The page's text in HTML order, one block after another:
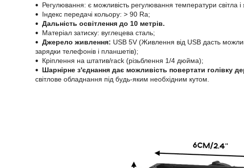
Регулювання: є можливість регулювання температури світла і
Індекс передачі кольору: > 90 Ra;
Дальність освітлення до 10 метрів.
Матеріал затиску: вуглецева сталь;
Джерело живлення: USB 5V (Живлення від USB дасть
зарядки телефонів і планшетів);
Кріплення на штатив/rack (різьблення 1/4 дюйма);
Шарнірне з'єднання дає можливість повертати голівку
світлове обладнання під будь-яким необхідним кутом.